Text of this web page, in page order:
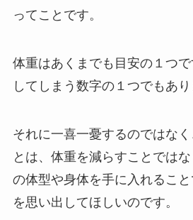
ってことです。
体重はあくまでも目安の１つ
してしまう数字の１つでもあり
それに一喜一憂するのではな
とは、体重を減らすことでは
の体型や身体を手に入れるこ
を思い出してほしいのです。